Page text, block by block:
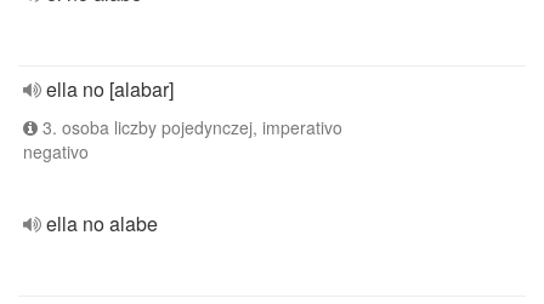
ella no [alabar]
3. osoba liczby pojedynczej, imperativo
negativo
ella no alabe